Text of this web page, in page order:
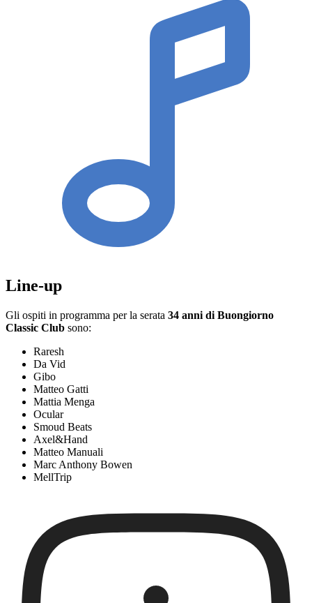
Line-up
Gli ospiti in programma per la serata 34 anni di Buongiorno
Classic Club sono:
Raresh
Da Vid
Gibo
Matteo Gatti
Mattia Menga
Ocular
Smoud Beats
Axel&Hand
Matteo Manuali
Marc Anthony Bowen
MellTrip